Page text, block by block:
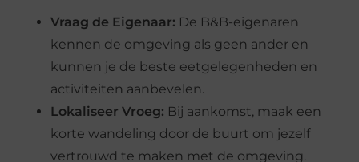
Vraag de Eigenaar: De B&B-eigenaren
kennen de omgeving als geen ander en
kunnen je de beste eetgelegenheden en
activiteiten aanbevelen.
Lokaliseer Vroeg: Bij aankomst, maak een
korte wandeling door de buurt om jezelf
vertrouwd te maken met de omgeving.